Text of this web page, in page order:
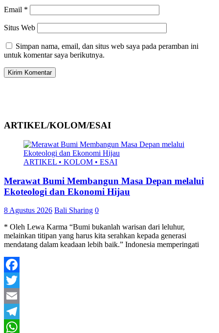
Email *
Situs Web
Simpan nama, email, dan situs web saya pada peramban ini
untuk komentar saya berikutnya.
ARTIKEL/KOLOM/ESAI
ARTIKEL • KOLOM • ESAI
Merawat Bumi Membangun Masa Depan melalui
Ekoteologi dan Ekonomi Hijau
8 Agustus 2026 Bali Sharing 0
* Oleh Lewa Karma “Bumi bukanlah warisan dari leluhur,
melainkan titipan yang harus kita serahkan kepada generasi
mendatang dalam keadaan lebih baik.” Indonesia memperingati
Facebook
Twitter
Email
Telegram